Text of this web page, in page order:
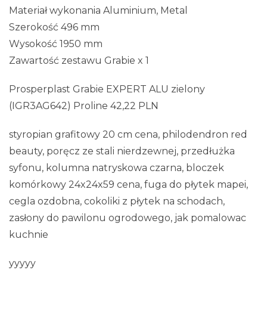
Materiał wykonania Aluminium, Metal
Szerokość 496 mm
Wysokość 1950 mm
Zawartość zestawu Grabie x 1
Prosperplast Grabie EXPERT ALU zielony
(IGR3AG642) Proline 42,22 PLN
styropian grafitowy 20 cm cena, philodendron red
beauty, poręcz ze stali nierdzewnej, przedłużka
syfonu, kolumna natryskowa czarna, bloczek
komórkowy 24x24x59 cena, fuga do płytek mapei,
cegla ozdobna, cokoliki z płytek na schodach,
zasłony do pawilonu ogrodowego, jak pomalowac
kuchnie
yyyyy